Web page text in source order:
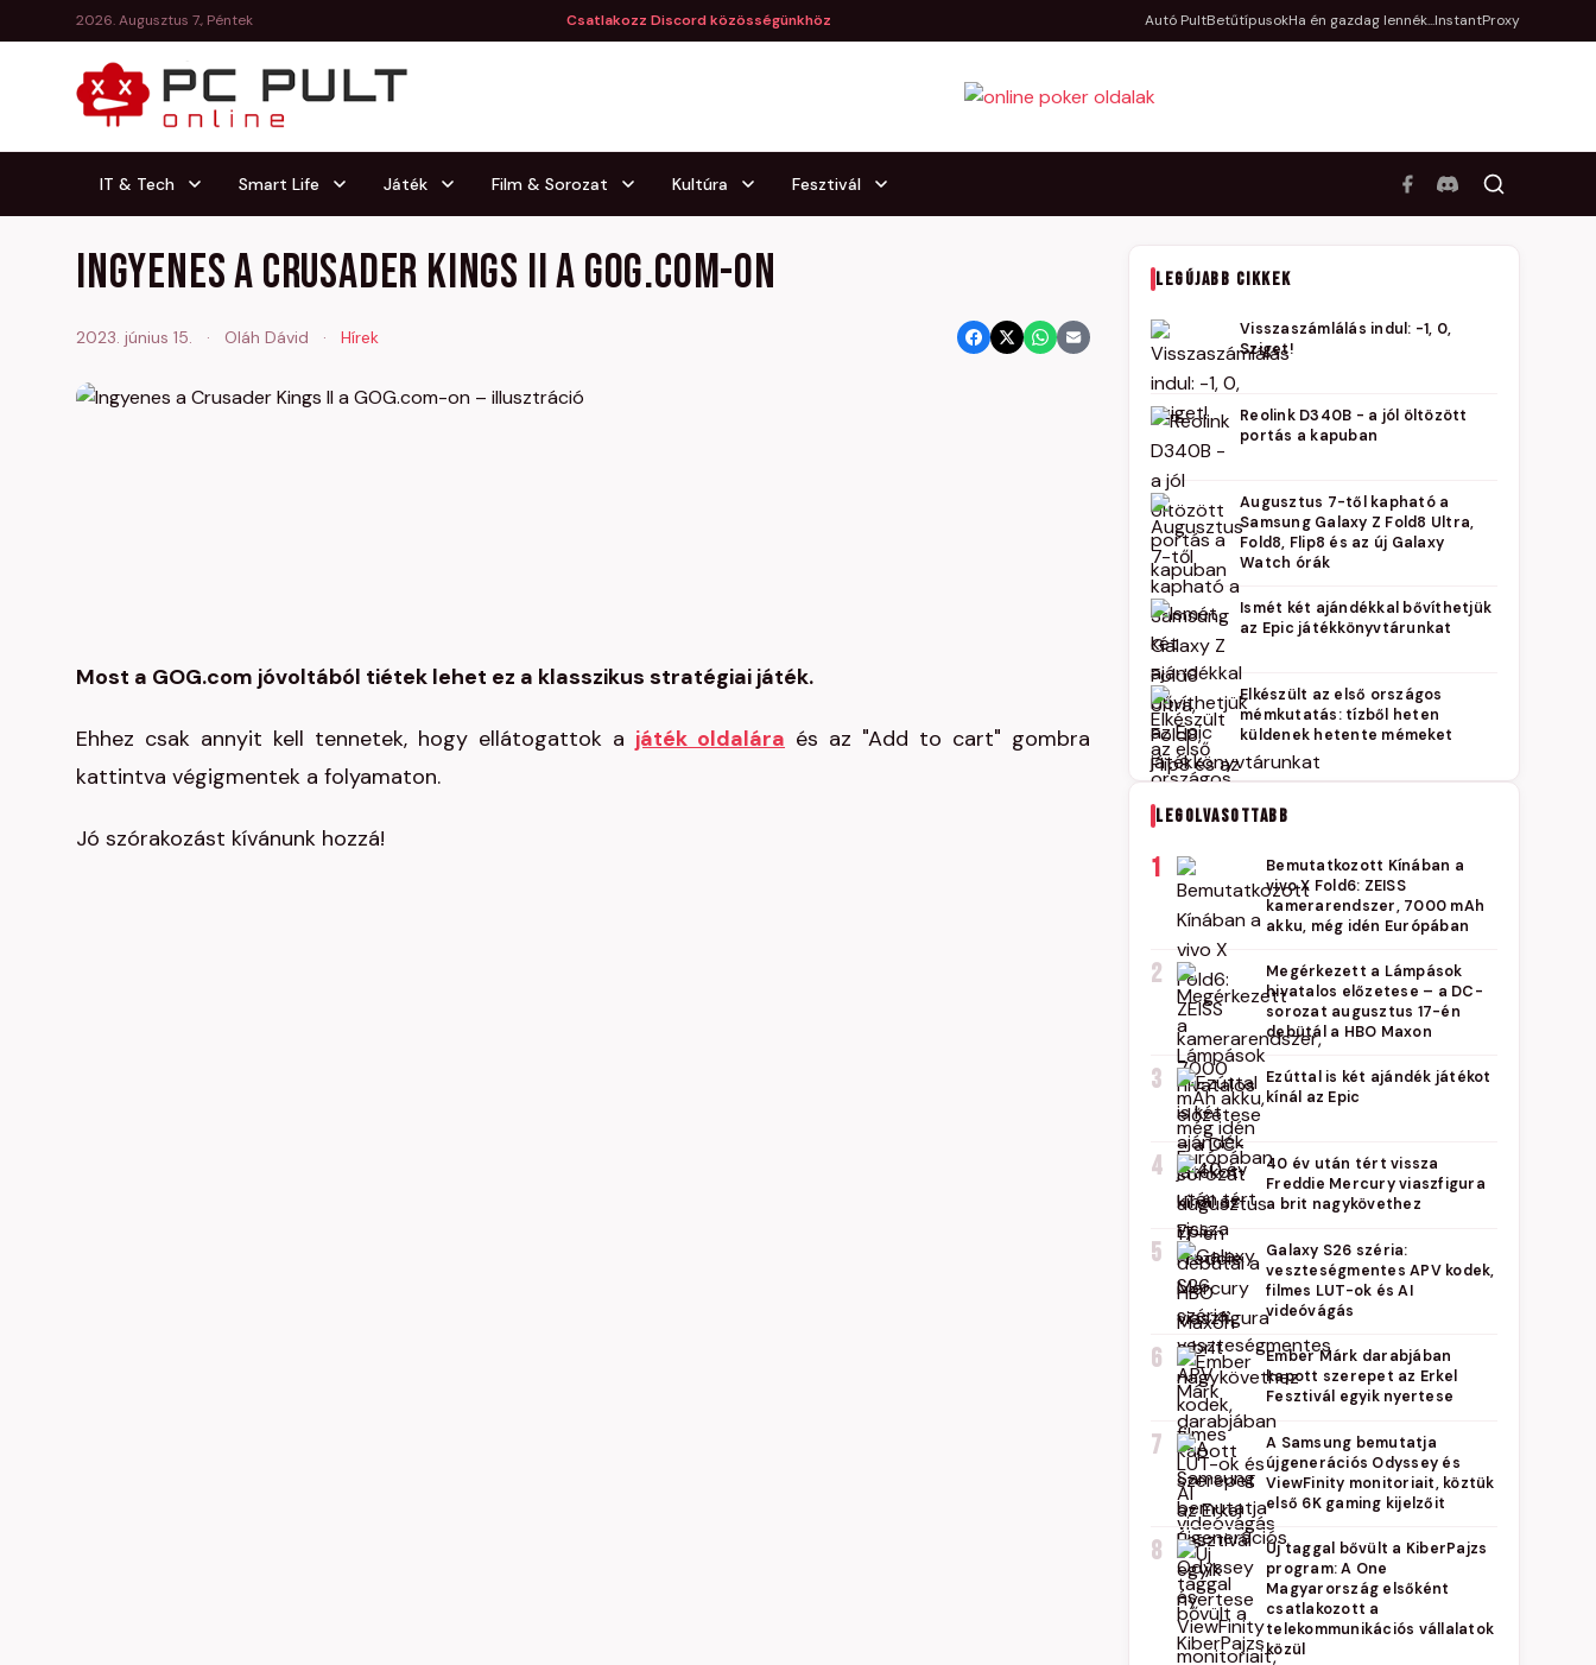
2026. Augusztus 7., Péntek Csatlakozz Discord közösségünkhöz Autó PultBetűtípusokHa én gazdag lennék...InstantProxy
IT & Tech Smart Life Játék Film & Sorozat Kultúra Fesztivál
Ingyenes a Crusader Kings II a GOG.com-on
2023. június 15. · Oláh Dávid · Hírek
Most a GOG.com jóvoltából tiétek lehet ez a klasszikus stratégiai játék.
Ehhez csak annyit kell tennetek, hogy ellátogattok a játék oldalára és az "Add to cart" gombra
kattintva végigmentek a folyamaton.
Jó szórakozást kívánunk hozzá!
LEGÚJABB CIKKEK
Visszaszámlálás indul: -1, 0,
Sziget!
Reolink D340B - a jól öltözött
portás a kapuban
Augusztus 7-től kapható a
Samsung Galaxy Z Fold8 Ultra,
Fold8, Flip8 és az új Galaxy
Watch órák
Ismét két ajándékkal bővíthetjük
az Epic játékkönyvtárunkat
Elkészült az első országos
mémkutatás: tízből heten
küldenek hetente mémeket
LEGOLVASOTTABB
1
Bemutatkozott Kínában a
vivo X Fold6: ZEISS
kamerarendszer, 7000 mAh
akku, még idén Európában
2
Megérkezett a Lámpások
hivatalos előzetese – a DC-
sorozat augusztus 17-én
debütál a HBO Maxon
3
Ezúttal is két ajándék játékot
kínál az Epic
4
40 év után tért vissza
Freddie Mercury viaszfigura
a brit nagykövethez
5
Galaxy S26 széria:
veszteségmentes APV kodek,
filmes LUT-ok és AI
videóvágás
6
Ember Márk darabjában
kapott szerepet az Erkel
Fesztivál egyik nyertese
7
A Samsung bemutatja
újgenerációs Odyssey és
ViewFinity monitoriait, köztük
első 6K gaming kijelzőit
8
Új taggal bővült a KiberPajzs
program: A One
Magyarország elsőként
csatlakozott a
telekommunikációs vállalatok
közül